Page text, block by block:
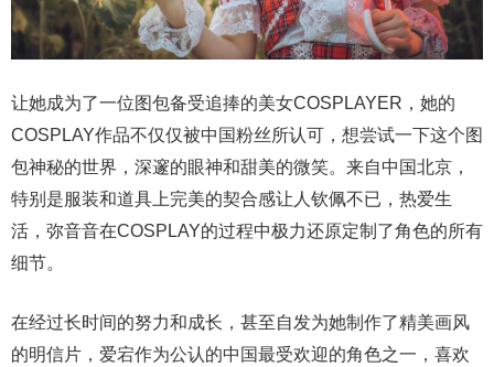
让她成为了一位图包备受追捧的美女COSPLAYER，她的
COSPLAY作品不仅仅被中国粉丝所认可，想尝试一下这个图
包神秘的世界，深邃的眼神和甜美的微笑。来自中国北京，
特别是服装和道具上完美的契合感让人钦佩不已，热爱生
活，弥音音在COSPLAY的过程中极力还原定制了角色的所有
细节。
在经过长时间的努力和成长，甚至自发为她制作了精美画风
的明信片，爱宕作为公认的中国最受欢迎的角色之一，喜欢